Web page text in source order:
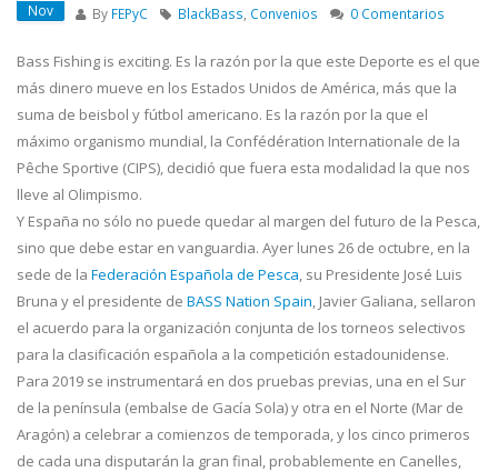
Nov By FEPyC BlackBass Convenios 0 Comentarios
Bass Fishing is exciting. Es la razón por la que este Deporte es el que
más dinero mueve en los Estados Unidos de América, más que la
suma de beisbol y fútbol americano. Es la razón por la que el
máximo organismo mundial, la Confédération Internationale de la
Pêche Sportive (CIPS), decidió que fuera esta modalidad la que nos
lleve al Olimpismo.
Y España no sólo no puede quedar al margen del futuro de la Pesca,
sino que debe estar en vanguardia. Ayer lunes 26 de octubre, en la
sede de la Federación Española de Pesca, su Presidente José Luis
Bruna y el presidente de BASS Nation Spain, Javier Galiana, sellaron
el acuerdo para la organización conjunta de los torneos selectivos
para la clasificación española a la competición estadounidense.
Para 2019 se instrumentará en dos pruebas previas, una en el Sur
de la península (embalse de Gacía Sola) y otra en el Norte (Mar de
Aragón) a celebrar a comienzos de temporada, y los cinco primeros
de cada una disputarán la gran final, probablemente en Canelles,